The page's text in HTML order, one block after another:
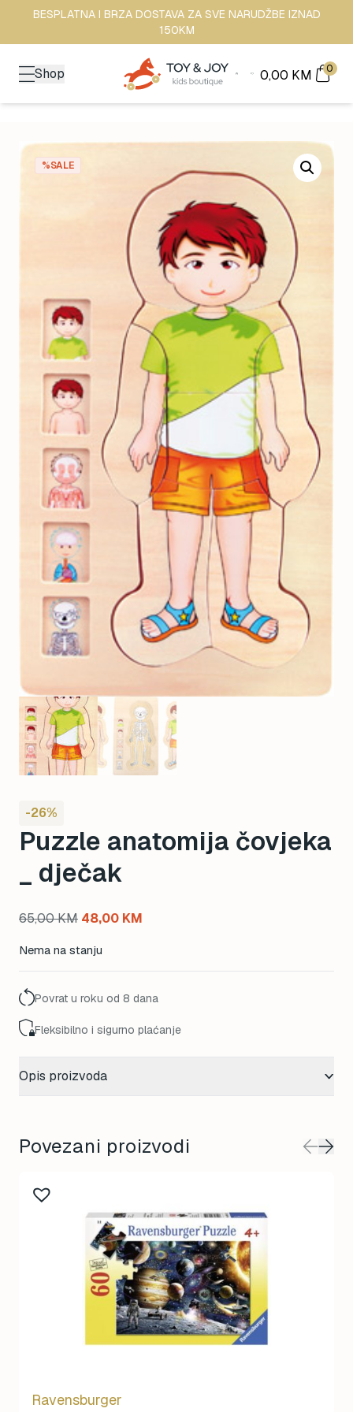
BESPLATNA I BRZA DOSTAVA ZA SVE NARUDŽBE IZNAD
150KM
Shop 0,00 KM 0
%SALE
-26%
Puzzle anatomija čovjeka
_ dječak
65,00KM Original
was:
48,00 KM
Nema na stanju
Povrat u roku od 8 dana
Fleksibilno i sigurno plaćanje
Opis proizvoda
Povezani proizvodi
Ravensburger